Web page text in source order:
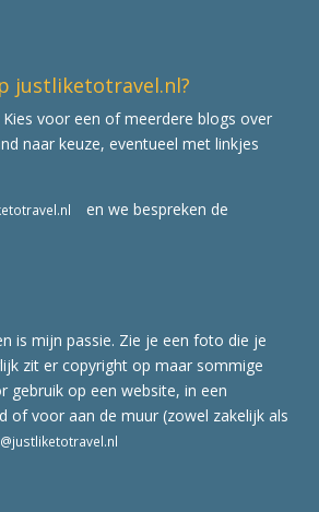
justliketotravel.nl?
voor een of meerdere blogs over
naar keuze, eventueel met linkjes
en we bespreken de
is mijn passie. Zie je een foto die je
zit er copyright op maar sommige
gebruik op een website, in een
of voor aan de muur (zowel zakelijk als